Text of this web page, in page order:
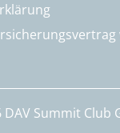
DAV Summit Club